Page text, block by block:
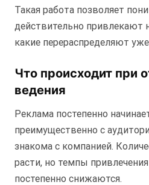
Такая работа позволяет
действительно привлекают
какие перераспределяют
Что происходит при
ведения
Реклама постепенно
преимущественно с
знакома с компанией.
расти, но темпы
постепенно снижаются.